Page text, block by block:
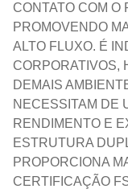
CONTATO COM O
PROMOVENDO
ALTO FLUXO. É
CORPORATIVOS,
DEMAIS
NECESSITAM DE
RENDIMENTO E
ESTRUTURA
PROPORCIONA
CERTIFICAÇÃO